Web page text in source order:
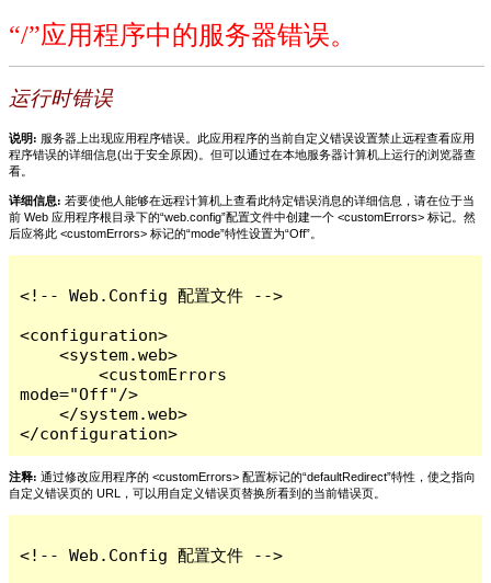
“/”应用程序中的服务器错误。
运行时错误
说明: 服务器上出现应用程序错误。此应用程序的当前自定义错误设置禁止远程查看应用
程序错误的详细信息(出于安全原因)。但可以通过在本地服务器计算机上运行的浏览器查
看。
详细信息: 若要使他人能够在远程计算机上查看此特定错误消息的详细信息，请在位于当
前 Web 应用程序根目录下的“web.config”配置文件中创建一个 <customErrors> 标记。然
后应将此 <customErrors> 标记的“mode”特性设置为“Off”。
<!-- Web.Config 配置文件 -->
<configuration>
    <system.web>
        <customErrors
mode="Off"/>
    </system.web>
</configuration>
注释: 通过修改应用程序的 <customErrors> 配置标记的“defaultRedirect”特性，使之指向
自定义错误页的 URL，可以用自定义错误页替换所看到的当前错误页。
<!-- Web.Config 配置文件 -->